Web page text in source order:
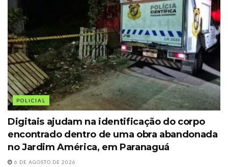
POLICIAL
Digitais ajudam na identificação do corpo
encontrado dentro de uma obra abandonada
no Jardim América, em Paranaguá
6 DE AGOSTO DE 2026